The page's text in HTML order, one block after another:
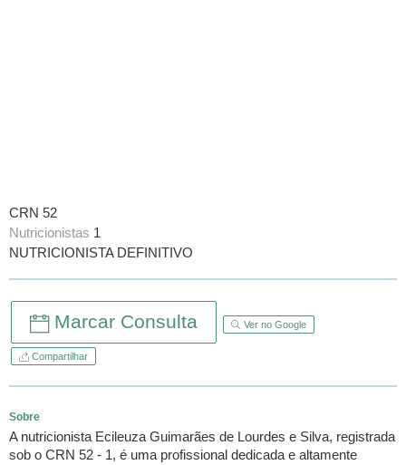
CRN 52
Nutricionistas 1
NUTRICIONISTA DEFINITIVO
Marcar Consulta Ver no Google
Compartilhar
Sobre
A nutricionista Ecileuza Guimarães de Lourdes e Silva, registrada
sob o CRN 52 - 1, é uma profissional dedicada e altamente